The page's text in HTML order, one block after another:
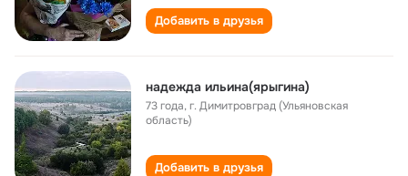
Добавить в друзья
надежда ильина(ярыгина)
73 года,г. Димитровград (Ульяновская
область)
Добавить в друзья